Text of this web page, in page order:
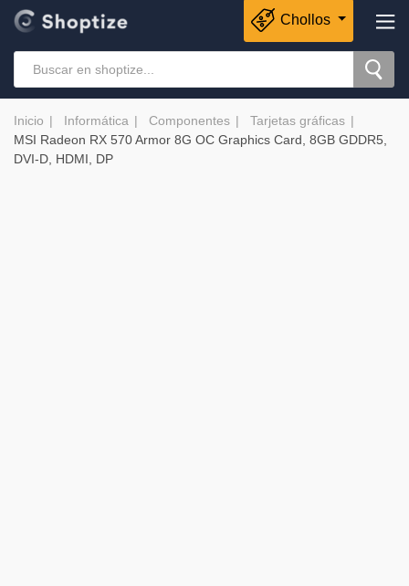
Chollos
Inicio Informática Componentes
Tarjetas gráficas
MSI Radeon RX 570 Armor 8G OC Graphics Card, 8GB GDDR5,
DVI-D, HDMI, DP